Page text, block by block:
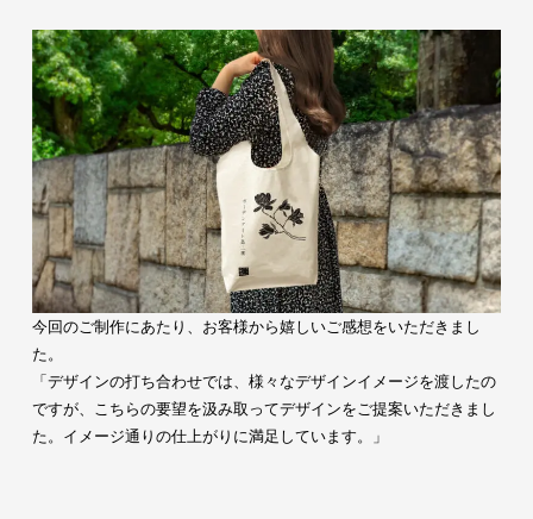
今回のご制作にあたり、お客様から嬉しいご感想をいただきまし
た。
「デザインの打ち合わせでは、様々なデザインイメージを渡したの
ですが、こちらの要望を汲み取ってデザインをご提案いただきまし
た。イメージ通りの仕上がりに満足しています。」